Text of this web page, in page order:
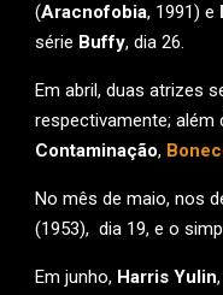
(Aracnofobia, 1991) e
série Buffy, dia 26.
Em abril, duas atrizes
respectivamente; além
Contaminação,
No mês de maio, nos
(1953), dia 19, e o
Em junho, Harris Yulin